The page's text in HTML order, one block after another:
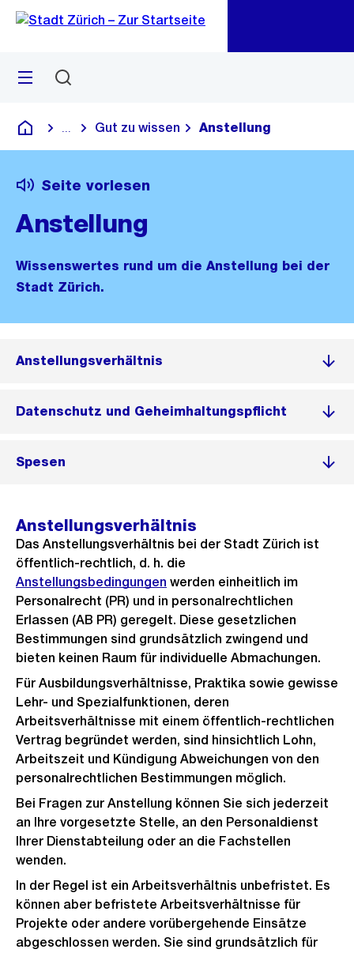
Navigation
Sprunglink
Menü
Deutsch
Blende alle Breadcrumbs ein
Gut zu wissen Anstellung
Seite vorlesen
Anstellung
Wissenswertes rund um die Anstellung bei der
Stadt Zürich.
Anstellungsverhältnis
Datenschutz und Geheimhaltungspflicht
Spesen
Anstellungsverhältnis
Das Anstellungsverhältnis bei der Stadt Zürich ist
öffentlich-rechtlich, d. h. die
Anstellungsbedingungen werden einheitlich im
Personalrecht (PR) und in personalrechtlichen
Erlassen (AB PR) geregelt. Diese gesetzlichen
Bestimmungen sind grundsätzlich zwingend und
bieten keinen Raum für individuelle Abmachungen.
Für Ausbildungsverhältnisse, Praktika sowie gewisse
Lehr- und Spezialfunktionen, deren
Arbeitsverhältnisse mit einem öffentlich-rechtlichen
Vertrag begründet werden, sind hinsichtlich Lohn,
Arbeitszeit und Kündigung Abweichungen von den
personalrechtlichen Bestimmungen möglich.
Bei Fragen zur Anstellung können Sie sich jederzeit
an Ihre vorgesetzte Stelle, an den Personaldienst
Ihrer Dienstabteilung oder an die Fachstellen
wenden.
In der Regel ist ein Arbeitsverhältnis unbefristet. Es
können aber befristete Arbeitsverhältnisse für
Projekte oder andere vorübergehende Einsätze
abgeschlossen werden. Sie sind grundsätzlich für